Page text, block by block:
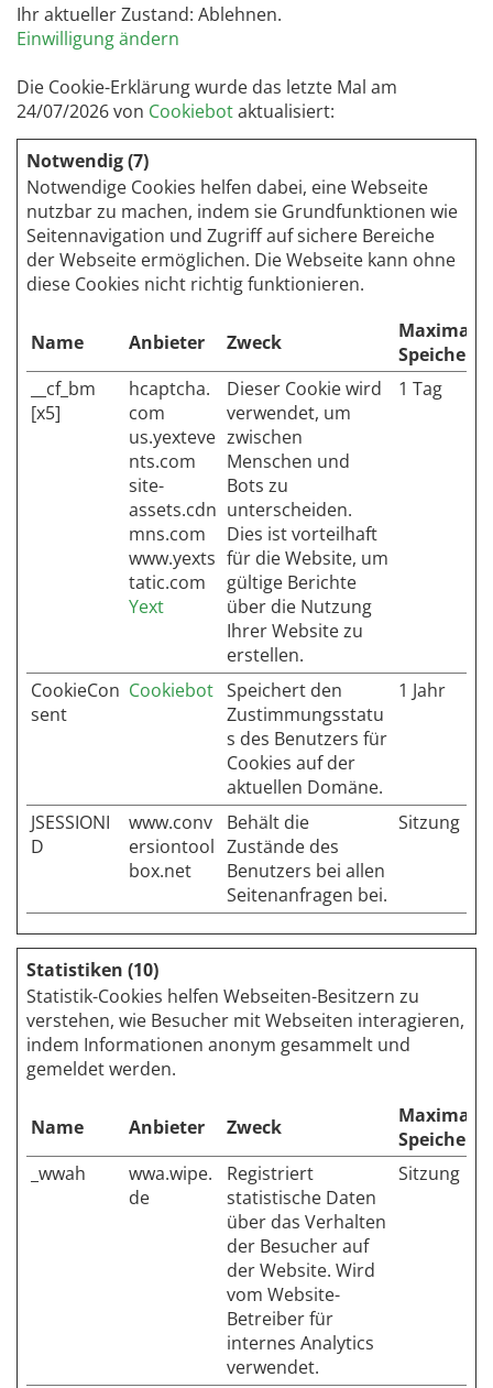
Ihr aktueller Zustand: Ablehnen.
Einwilligung ändern
Die Cookie-Erklärung wurde das letzte Mal am
24/07/2026 von Cookiebotaktualisiert:
Notwendig (7)
Notwendige Cookies helfen dabei, eine Webseite
nutzbar zu machen, indem sie Grundfunktionen wie
Seitennavigation und Zugriff auf sichere Bereiche
der Webseite ermöglichen. Die Webseite kann ohne
diese Cookies nicht richtig funktionieren.
Name Anbieter Zweck
Maximale
__cf_bm
[x5]
hcaptcha.
com
us.yexteve
nts.com
site-
assets.cdn
mns.com
www.yexts
tatic.com
Yext
Dieser Cookie wird
verwendet, um
zwischen
Menschen und
Bots zu
unterscheiden.
Dies ist vorteilhaft
für die Website, um
gültige Berichte
über die Nutzung
Ihrer Website zu
erstellen.
1 Tag
CookieCon
sent
Cookiebot Speichert den
Zustimmungsstatu
s des Benutzers für
Cookies auf der
aktuellen Domäne.
1 Jahr
JSESSIONI
D
www.conv
ersiontool
box.net
Behält die
Zustände des
Benutzers bei allen
Seitenanfragen bei.
Sitzung
Statistiken (10)
Statistik-Cookies helfen Webseiten-Besitzern zu
verstehen, wie Besucher mit Webseiten interagieren,
indem Informationen anonym gesammelt und
gemeldet werden.
Name Anbieter Zweck
Maximale
_wwah
wwa.wipe.
de
Registriert
statistische Daten
über das Verhalten
der Besucher auf
der Website. Wird
vom Website-
Betreiber für
internes Analytics
verwendet.
Sitzung